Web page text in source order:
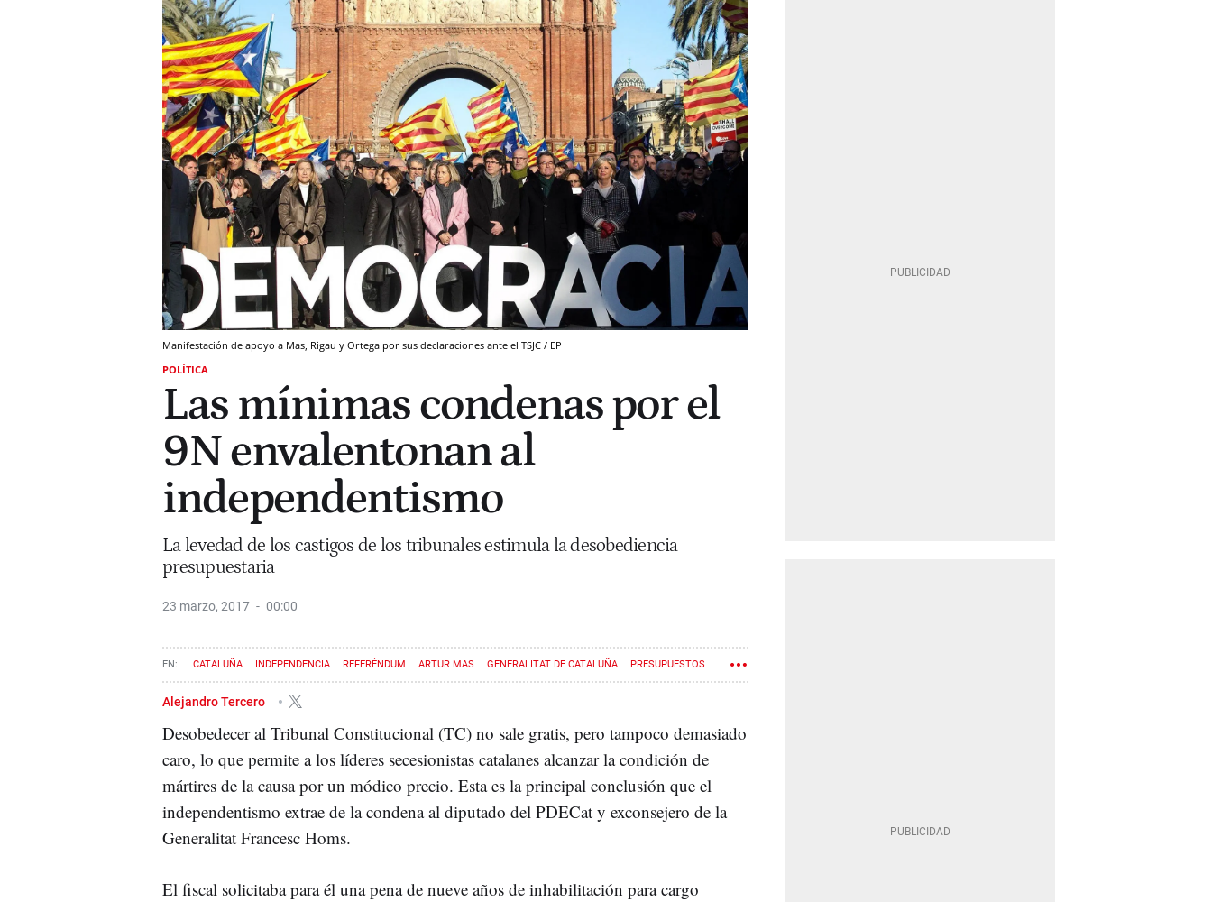
Manifestación de apoyo a Mas, Rigau y Ortega por sus declaraciones ante el TSJC / EP
POLÍTICA
Las mínimas condenas por el
9N envalentonan al
independentismo
La levedad de los castigos de los tribunales estimula la desobediencia
presupuestaria
23 marzo, 2017 00:00
CATALUÑA INDEPENDENCIA REFERÉNDUM ARTUR MAS GENERALITAT DE CATALUÑA PRESUPUESTOS
JUSTICIA TRIBUNAL CONSTITUCIONAL
DESOBEDIENCIA INHABILITACIÓN
Alejandro Tercero
Desobedecer al Tribunal Constitucional (TC) no sale gratis, pero tampoco demasiado
caro, lo que permite a los líderes secesionistas catalanes alcanzar la condición de
mártires de la causa por un módico precio. Esta es la principal conclusión que el
independentismo extrae de la condena al diputado del PDECat y exconsejero de la
Generalitat Francesc Homs.
El fiscal solicitaba para él una pena de nueve años de inhabilitación para cargo